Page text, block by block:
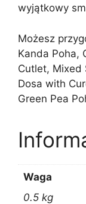
wyjątkowy
Możesz
Kanda Poha,
Cutlet, Mixed
Dosa with
Green Pea
Waga
0.5 kg